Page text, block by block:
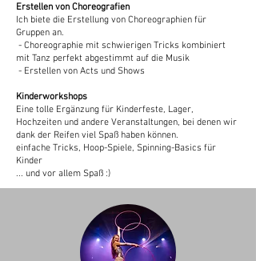
Erstellen von Choreografien
Ich biete die Erstellung von Choreographien für
Gruppen an.
- Choreographie mit schwierigen Tricks kombiniert
mit Tanz perfekt abgestimmt auf die Musik
- Erstellen von Acts und Shows
Kinderworkshops
Eine tolle Ergänzung für Kinderfeste, Lager,
Hochzeiten und andere Veranstaltungen, bei denen wir
dank der Reifen viel Spaß haben können.
einfache Tricks, Hoop-Spiele, Spinning-Basics für
Kinder
... und vor allem Spaß :)